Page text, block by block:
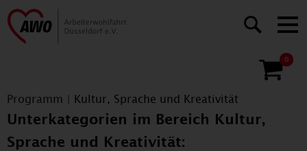
0
Programm Kultur, Sprache und Kreativität
Unterkategorien im Bereich Kultur,
Sprache und Kreativität: